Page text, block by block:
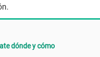
dónde y cómo